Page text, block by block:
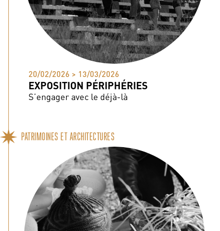
20/02/2026 > 13/03/2026
EXPOSITION PÉRIPHÉRIES
S’engager avec le déjà-là
PATRIMOINES ET ARCHITECTURES